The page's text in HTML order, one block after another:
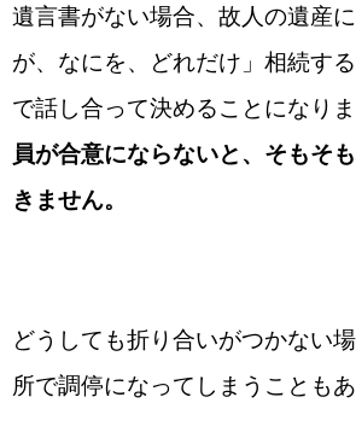
遺言書がない場合、故人の遺産
が、なにを、どれだけ」相続す
で話し合って決めることになりま
員が合意にならないと、そもそ
きません。
どうしても折り合いがつかない
所で調停になってしまうこともあ